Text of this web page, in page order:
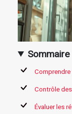
Sommaire
Contrôle
Évaluer les